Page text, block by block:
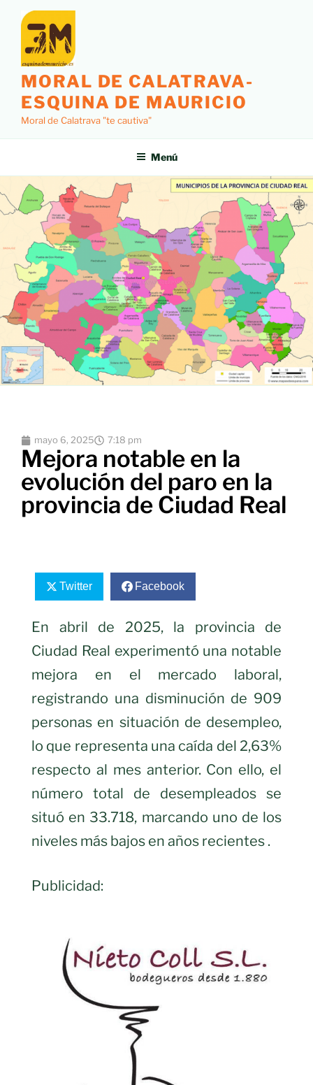
MORAL DE CALATRAVA-
ESQUINA DE MAURICIO
Moral de Calatrava "te cautiva"
Menú
mayo 6, 2025 7:18 pm
Mejora notable en la
evolución del paro en la
provincia de Ciudad Real
Twitter Facebook
En abril de 2025, la provincia de
Ciudad Real experimentó una notable
mejora en el mercado laboral,
registrando una disminución de 909
personas en situación de desempleo,
lo que representa una caída del 2,63%
respecto al mes anterior. Con ello, el
número total de desempleados se
situó en 33.718, marcando uno de los
niveles más bajos en años recientes .
Publicidad: